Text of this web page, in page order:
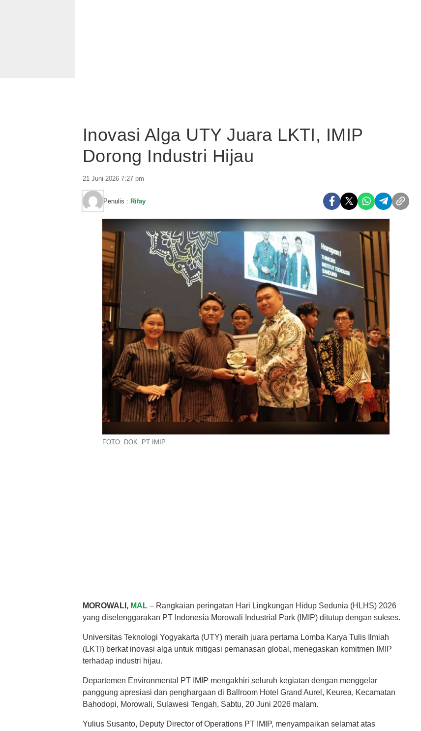
Inovasi Alga UTY Juara LKTI, IMIP
Dorong Industri Hijau
21 Juni 2026 7:27 pm
Penulis : Rifay
FOTO: DOK. PT IMIP
MOROWALI, MAL – Rangkaian peringatan Hari Lingkungan Hidup Sedunia (HLHS) 2026
yang diselenggarakan PT Indonesia Morowali Industrial Park (IMIP) ditutup dengan sukses.
Universitas Teknologi Yogyakarta (UTY) meraih juara pertama Lomba Karya Tulis Ilmiah
(LKTI) berkat inovasi alga untuk mitigasi pemanasan global, menegaskan komitmen IMIP
terhadap industri hijau.
Departemen Environmental PT IMIP mengakhiri seluruh kegiatan dengan menggelar
panggung apresiasi dan penghargaan di Ballroom Hotel Grand Aurel, Keurea, Kecamatan
Bahodopi, Morowali, Sulawesi Tengah, Sabtu, 20 Juni 2026 malam.
Yulius Susanto, Deputy Director of Operations PT IMIP, menyampaikan selamat atas